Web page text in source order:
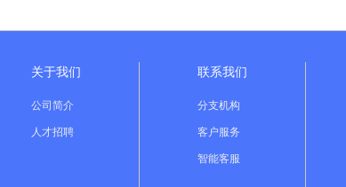
关于我们
公司简介
人才招聘
联系我们
分支机构
客户服务
智能客服